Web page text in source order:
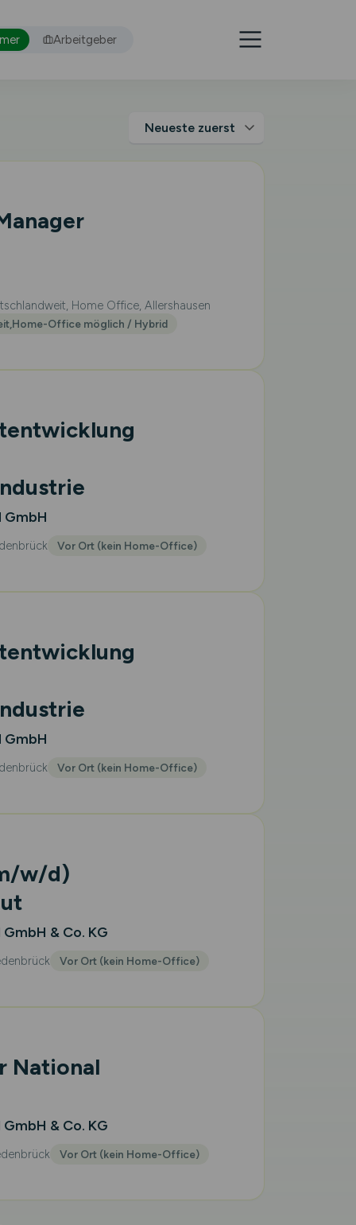
Arbeitgeber
Home Office, Allershausen
Office möglich / Hybrid
GmbH
Vor Ort (kein Home-Office)
GmbH
Vor Ort (kein Home-Office)
w/d)
& Co. KG
Vor Ort (kein Home-Office)
National
& Co. KG
Vor Ort (kein Home-Office)